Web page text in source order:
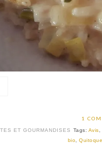
1
ET GOURMANDISES Tags: Avis
bio
Quitoque